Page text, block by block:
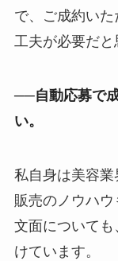
で、ご成約い
工夫が必要だと
──自動応募で
い。
私自身は美容
販売のノウハ
文面について
けています。